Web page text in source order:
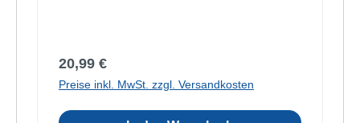
Regulärer Preis:
20,99 €
Preise inkl. MwSt. zzgl. Versandkosten